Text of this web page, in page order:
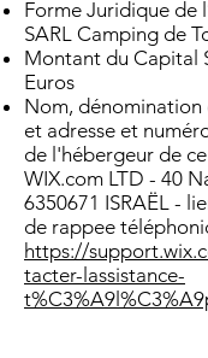
Forme Juridique de
SARL Camping de
Montant du Capital
Euros
Nom, dénomination
et adresse et
de l'hébergeur de
WIX.com LTD - 40
6350671 ISRAËL -
de rappee
https://
tacter-lassistance-